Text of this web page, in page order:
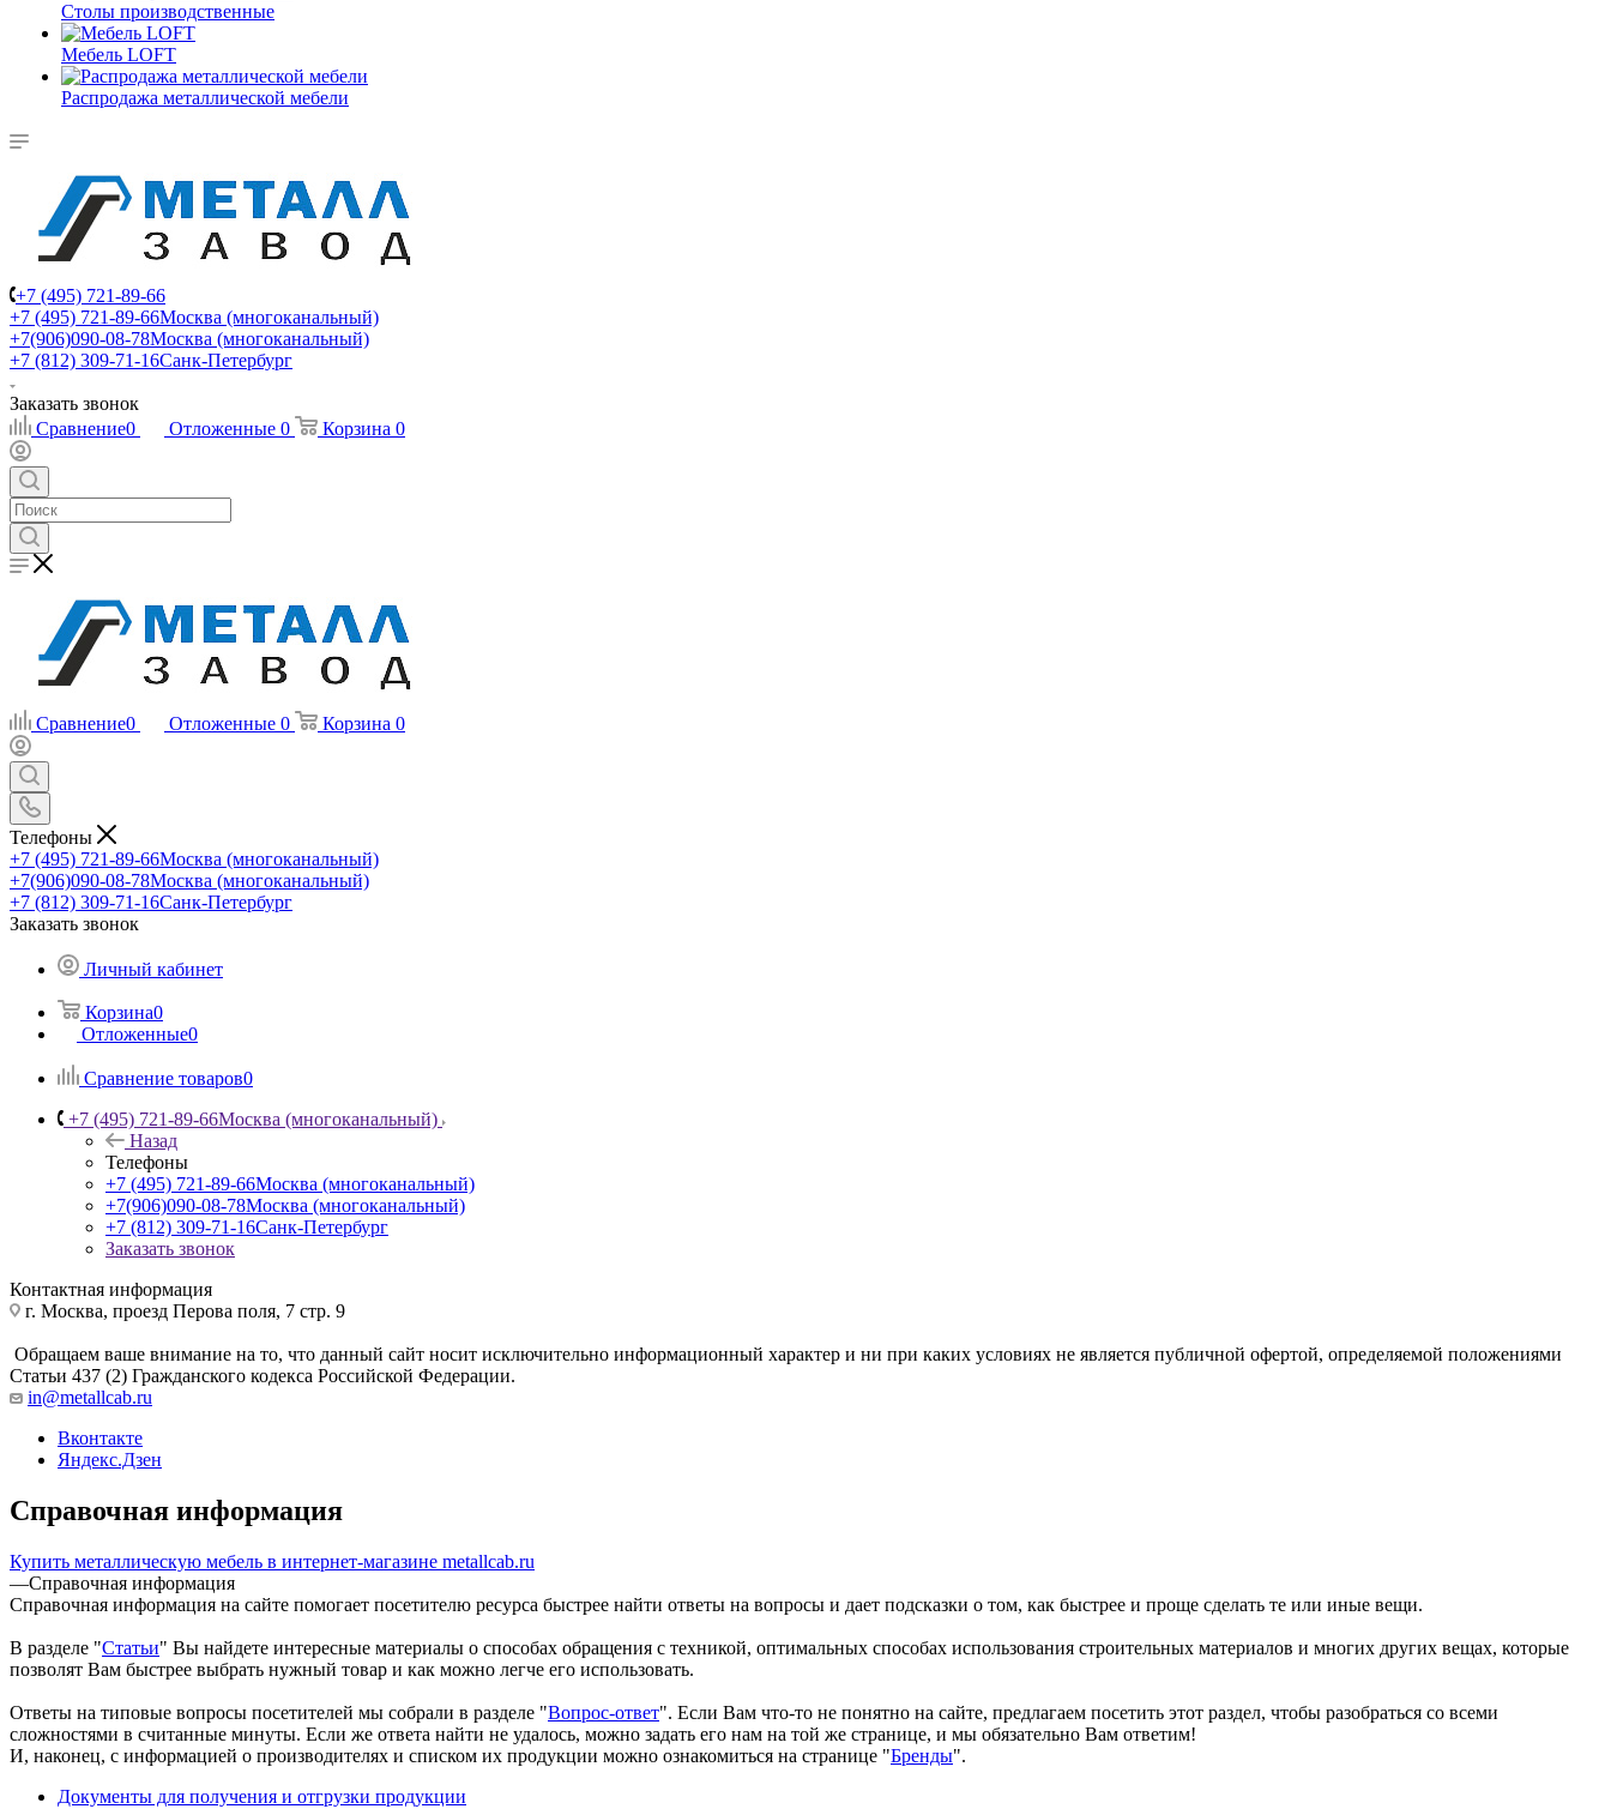
Столы производственные
Мебель LOFT
Распродажа металлической мебели
+7 (495) 721-89-66
+7 (495) 721-89-66Москва (многоканальный)
+7(906)090-08-78Москва (многоканальный)
+7 (812) 309-71-16Санк-Петербург
Заказать звонок
Сравнение0 Отложенные 0 Корзина 0
Сравнение0 Отложенные 0 Корзина 0
Телефоны
+7 (495) 721-89-66Москва (многоканальный)
+7(906)090-08-78Москва (многоканальный)
+7 (812) 309-71-16Санк-Петербург
Заказать звонок
Личный кабинет
Корзина0
Отложенные0
Сравнение товаров0
+7 (495) 721-89-66Москва (многоканальный)
Назад
Телефоны
+7 (495) 721-89-66Москва (многоканальный)
+7(906)090-08-78Москва (многоканальный)
+7 (812) 309-71-16Санк-Петербург
Заказать звонок
Контактная информация
г. Москва, проезд Перова поля, 7 стр. 9
Обращаем ваше внимание на то, что данный сайт носит исключительно информационный характер и ни при каких условиях не является публичной офертой, определяемой положениями
Статьи 437 (2) Гражданского кодекса Российской Федерации.
in@metallcab.ru
Вконтакте
Яндекс.Дзен
Справочная информация
Купить металлическую мебель в интернет-магазине metallcab.ru
—Справочная информация
Справочная информация на сайте помогает посетителю ресурса быстрее найти ответы на вопросы и дает подсказки о том, как быстрее и проще сделать те или иные вещи.
В разделе "Статьи" Вы найдете интересные материалы о способах обращения с техникой, оптимальных способах использования строительных материалов и многих других вещах, которые
позволят Вам быстрее выбрать нужный товар и как можно легче его использовать.
Ответы на типовые вопросы посетителей мы собрали в разделе "Вопрос-ответ". Если Вам что-то не понятно на сайте, предлагаем посетить этот раздел, чтобы разобраться со всеми
сложностями в считанные минуты. Если же ответа найти не удалось, можно задать его нам на той же странице, и мы обязательно Вам ответим!
И, наконец, с информацией о производителях и списком их продукции можно ознакомиться на странице "Бренды".
Документы для получения и отгрузки продукции